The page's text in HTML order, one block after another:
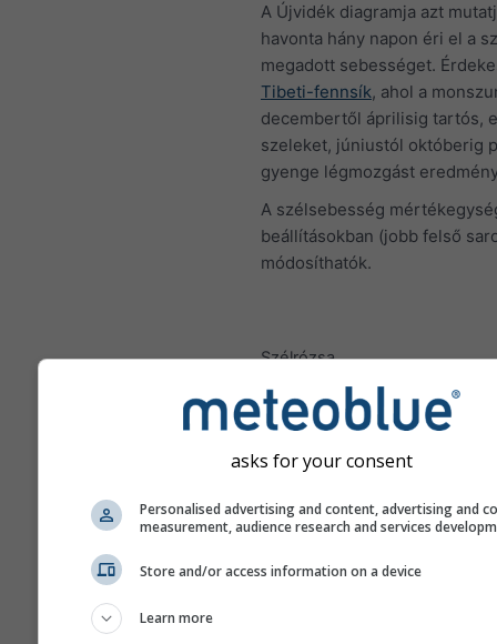
A Újvidék diagramja azt
havonta hány napon éri el a
megadott sebességet.
Tibeti-fennsík, ahol a
decembertől áprilisig tartós,
szeleket, júniustól októberig
gyenge légmozgást
A szélsebesség
beállításokban (jobb felső
módosíthatók.
Szélrózsa
asks for your consent
Personalised advertising and content, advertising and
measurement, audience research and services
Store and/or access information on a device
Learn more